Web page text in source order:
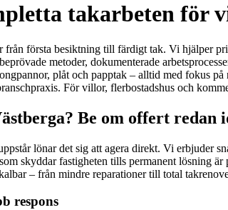
takarbeten för
första besiktning till färdigt tak. Vi hjälper
metoder, dokumenterade
plåt och papptak – alltid med fokus
För villor, flerbostadshus och
Be om offert redan
lönar det sig att agera direkt. Vi erbjuder
skyddar fastigheten tills permanent lösning
– från mindre reparationer till total
respons